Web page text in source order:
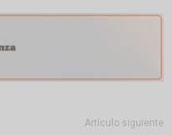
Artículo siguiente